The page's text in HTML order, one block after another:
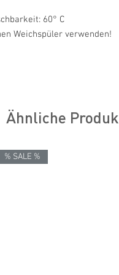
60° C
Weichspüler verwenden!
Ähnliche
% SALE %